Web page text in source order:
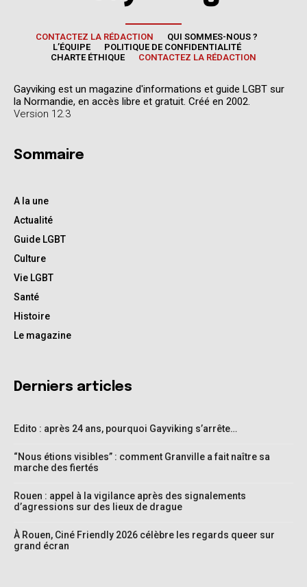
CONTACTEZ LA RÉDACTION
QUI SOMMES-NOUS ?
L’ÉQUIPE
POLITIQUE DE CONFIDENTIALITÉ
CHARTE ÉTHIQUE
CONTACTEZ LA RÉDACTION
Gayviking est un magazine d'informations et guide LGBT sur
la Normandie, en accès libre et gratuit. Créé en 2002.
Version 12.3
Sommaire
A la une
Actualité
Guide LGBT
Culture
Vie LGBT
Santé
Histoire
Le magazine
Derniers articles
Edito : après 24 ans, pourquoi Gayviking s’arrête…
“Nous étions visibles” : comment Granville a fait naître sa
marche des fiertés
Rouen : appel à la vigilance après des signalements
d’agressions sur des lieux de drague
À Rouen, Ciné Friendly 2026 célèbre les regards queer sur
grand écran